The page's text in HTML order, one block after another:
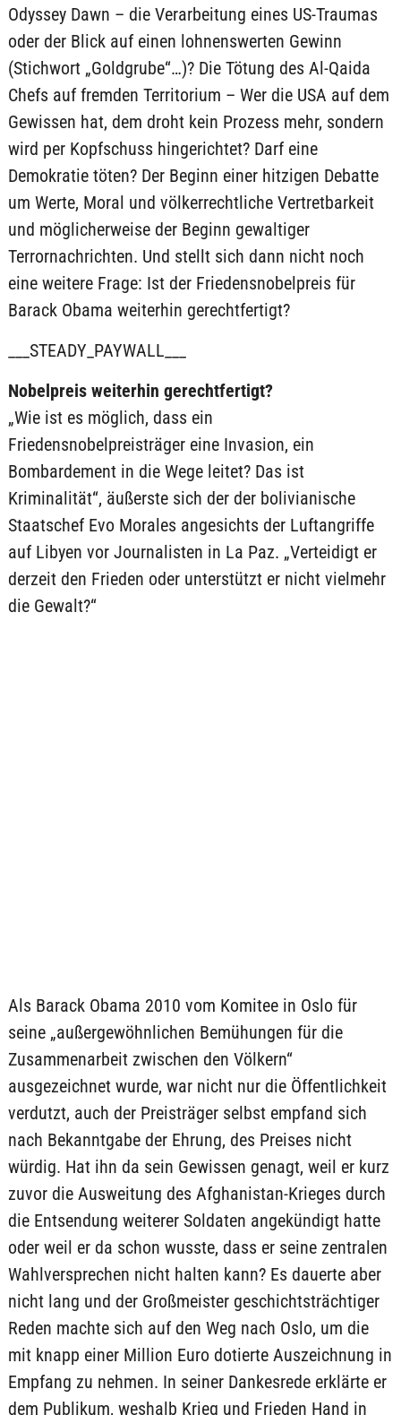
Odyssey Dawn – die Verarbeitung eines US-Traumas
oder der Blick auf einen lohnenswerten Gewinn
(Stichwort „Goldgrube“…)? Die Tötung des Al-Qaida
Chefs auf fremden Territorium – Wer die USA auf dem
Gewissen hat, dem droht kein Prozess mehr, sondern
wird per Kopfschuss hingerichtet? Darf eine
Demokratie töten? Der Beginn einer hitzigen Debatte
um Werte, Moral und völkerrechtliche Vertretbarkeit
und möglicherweise der Beginn gewaltiger
Terrornachrichten. Und stellt sich dann nicht noch
eine weitere Frage: Ist der Friedensnobelpreis für
Barack Obama weiterhin gerechtfertigt?
___STEADY_PAYWALL___
Nobelpreis weiterhin gerechtfertigt?
„Wie ist es möglich, dass ein
Friedensnobelpreisträger eine Invasion, ein
Bombardement in die Wege leitet? Das ist
Kriminalität“, äußerste sich der der bolivianische
Staatschef Evo Morales angesichts der Luftangriffe
auf Libyen vor Journalisten in La Paz. „Verteidigt er
derzeit den Frieden oder unterstützt er nicht vielmehr
die Gewalt?“
Als Barack Obama 2010 vom Komitee in Oslo für
seine „außergewöhnlichen Bemühungen für die
Zusammenarbeit zwischen den Völkern“
ausgezeichnet wurde, war nicht nur die Öffentlichkeit
verdutzt, auch der Preisträger selbst empfand sich
nach Bekanntgabe der Ehrung, des Preises nicht
würdig. Hat ihn da sein Gewissen genagt, weil er kurz
zuvor die Ausweitung des Afghanistan-Krieges durch
die Entsendung weiterer Soldaten angekündigt hatte
oder weil er da schon wusste, dass er seine zentralen
Wahlversprechen nicht halten kann? Es dauerte aber
nicht lang und der Großmeister geschichtsträchtiger
Reden machte sich auf den Weg nach Oslo, um die
mit knapp einer Million Euro dotierte Auszeichnung in
Empfang zu nehmen. In seiner Dankesrede erklärte er
dem Publikum, weshalb Krieg und Frieden Hand in